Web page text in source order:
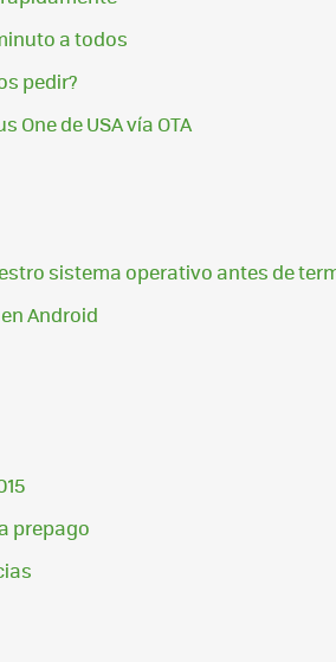
a todos
pedir?
de USA vía OTA
sistema operativo antes de
Android
prepago